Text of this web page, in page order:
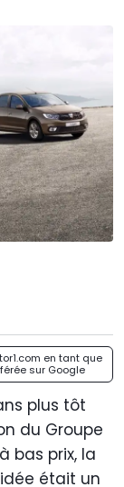
en tant que
sur Google
plus tôt
du Groupe
bas prix, la
était un